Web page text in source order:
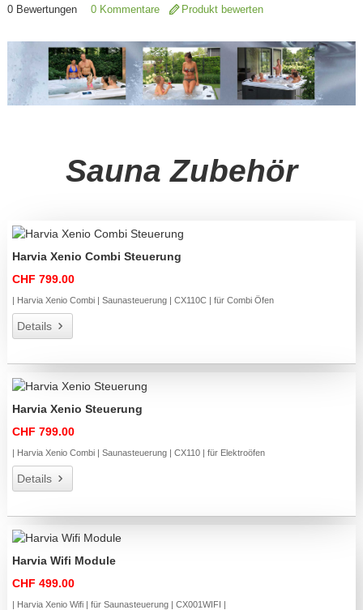
0Bewertungen 0 Kommentare Produkt bewerten
Sauna Zubehör
Harvia Xenio Combi Steuerung
CHF 799.00
| Harvia Xenio Combi | Saunasteuerung | CX110C | für Combi Öfen
Details
Harvia Xenio Steuerung
CHF 799.00
| Harvia Xenio Combi | Saunasteuerung | CX110 | für Elektroöfen
Details
Harvia Wifi Module
CHF 499.00
| Harvia Xenio Wifi | für Saunasteuerung | CX001WIFI |